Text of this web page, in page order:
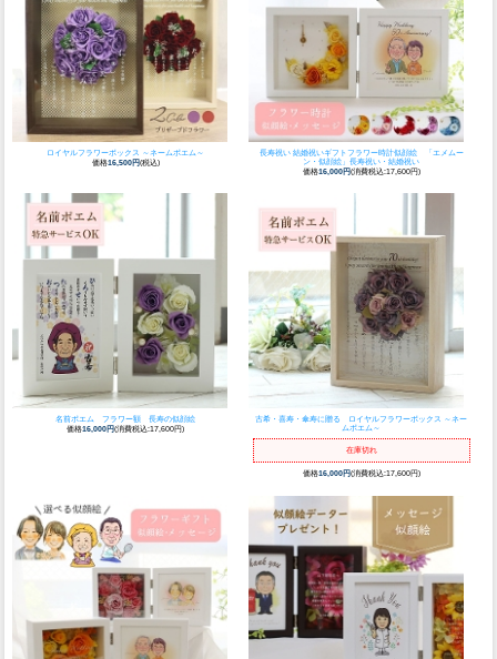
ロイヤルフラワーボックス ～ネームポエム～
価格16,500円(税込)
長寿祝い 結婚祝いギフトフラワー時計似顔絵 「エメムー
ン・似顔絵」長寿祝い・結婚祝い
価格16,000円(消費税込:17,600円)
名前ポエム フラワー額 長寿の似顔絵
価格16,000円(消費税込:17,600円)
古希・喜寿・傘寿に贈る ロイヤルフラワーボックス ～ネー
ムポエム～
在庫切れ
価格16,000円(消費税込:17,600円)